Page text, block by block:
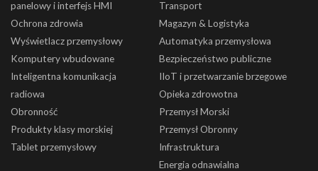
panelowy i interfejs HMI
Ochrona zdrowia
Wyświetlacz przemysłowy
Komputery wbudowane
Inteligentna komunikacja
radiowa
Obronność
Produkty klasy morskiej
Tablet przemysłowy
Transport
Magazyn & Logistyka
Automatyka przemysłowa
Bezpieczeństwo publiczne
IIoT i przetwarzanie brzegowe
Opieka zdrowotna
Przemysł Morski
Przemysł Obronny
Infrastruktura
Energia odnawialna